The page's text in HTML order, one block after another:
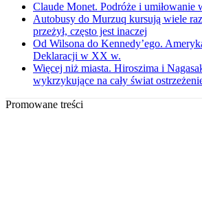
Claude Monet. Podróże i umiłowanie
Autobusy do Murzuq kursują wiele
przeżył, często jest inaczej
Od Wilsona do Kennedy’ego.
Deklaracji w XX w.
Więcej niż miasta. Hiroszima i
wykrzykujące na cały świat
Promowane treści